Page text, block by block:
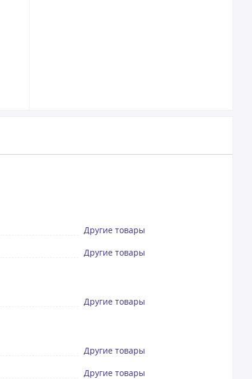
Другие товары
Другие товары
Другие товары
Другие товары
Другие товары